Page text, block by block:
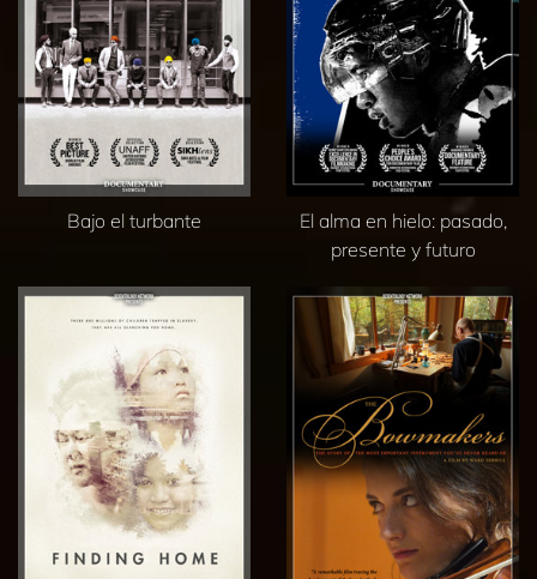
Bajo el turbante
El alma en hielo: pasado,
presente y futuro